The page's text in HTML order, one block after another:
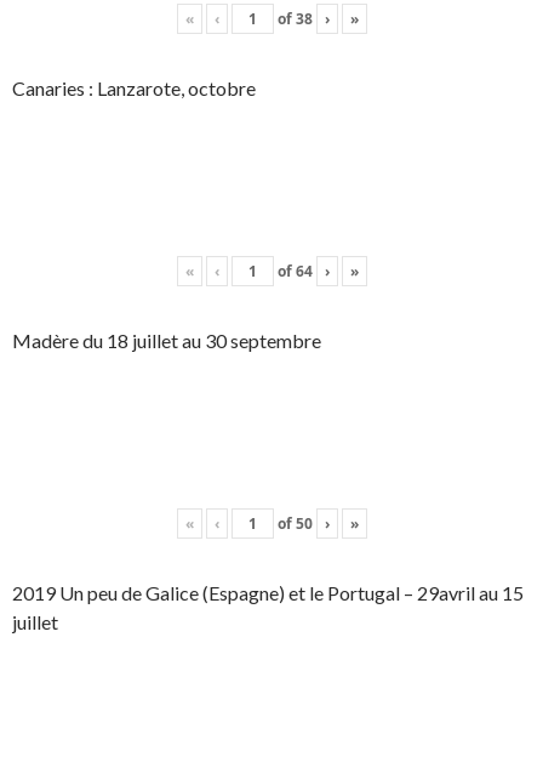
« ‹ of38 › »
Canaries : Lanzarote, octobre
« ‹ of64 › »
Madère du 18 juillet au 30 septembre
« ‹ of50 › »
2019 Un peu de Galice (Espagne) et le Portugal – 29avril au 15
juillet